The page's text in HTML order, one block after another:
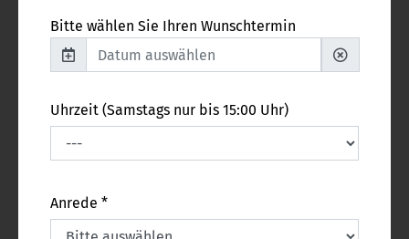
Bitte wählen Sie Ihren Wunschtermin
Uhrzeit (Samstags nur bis 15:00 Uhr)
Anrede *